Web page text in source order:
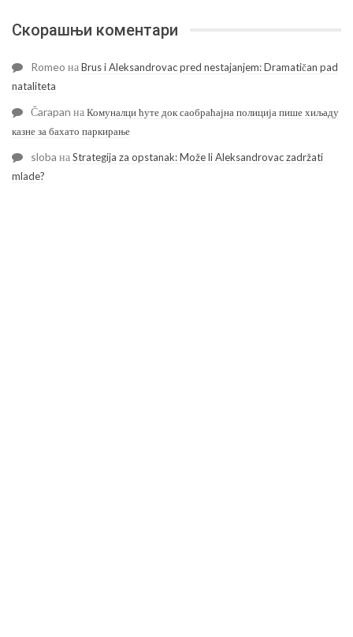
Скорашњи коментари
Romeo наBrus i Aleksandrovac pred nestajanjem: Dramatičan pad
nataliteta
Čarapan наКомуналци ћуте док саобраћајна полиција пише хиљаду
казне за бахато паркирање
sloba наStrategija za opstanak: Može li Aleksandrovac zadržati
mlade?